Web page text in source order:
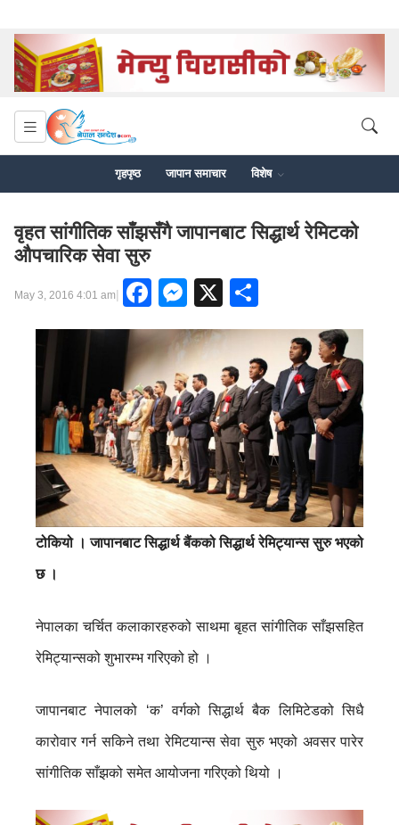
गृहपृष्ठ जापान समाचार विशेष
वृहत सांगीतिक साँझसँगै जापानबाट सिद्धार्थ रेमिटको
औपचारिक सेवा सुरु
May 3, 2016 4:01 am| Facebook
Messenger
X
टोकियो । जापानबाट सिद्धार्थ बैंकको सिद्धार्थ रेमिट्यान्स सुरु भएको
छ ।
नेपालका चर्चित कलाकारहरुको साथमा बृहत सांगीतिक साँझसहित
रेमिट्यान्सको शुभारम्भ गरिएको हो ।
जापानबाट नेपालको ‘क’ वर्गको सिद्धार्थ बैक लिमिटेडको सिधै
कारोवार गर्न सकिने तथा रेमिटयान्स सेवा सुरु भएको अवसर पारेर
सांगीतिक साँझको समेत आयोजना गरिएको थियो ।